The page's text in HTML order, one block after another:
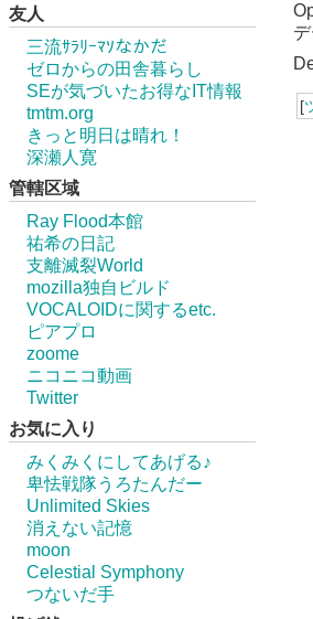
友人
三流ｻﾗﾘｰﾏｿなかだ
ゼロからの田舎暮らし
SEが気づいたお得なIT情報
tmtm.org
きっと明日は晴れ！
深瀬人寛
管轄区域
Ray Flood本館
祐希の日記
支離滅裂World
mozilla独自ビルド
VOCALOIDに関するetc.
ピアプロ
zoome
ニコニコ動画
Twitter
お気に入り
みくみくにしてあげる♪
卑怯戦隊うろたんだー
Unlimited Skies
消えない記憶
moon
Celestial Symphony
つないだ手
[